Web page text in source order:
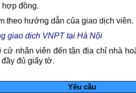
đồng.
theo hướng dẫn của giao dịch viên.
giao dịch VNPT tại Hà Nội
nhân viên đến tận địa chỉ nhà
đủ giấy tờ.
Yêu cầu